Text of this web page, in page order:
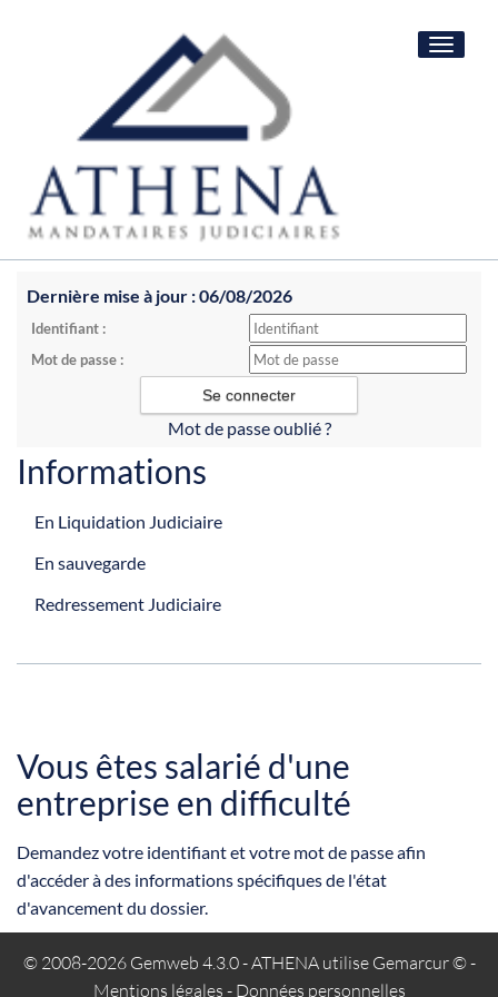
Toggle
Dernière mise à jour : 06/08/2026
Identifiant :
Mot de passe :
Mot de passe oublié ?
Informations
En Liquidation Judiciaire
En sauvegarde
Redressement Judiciaire
Vous êtes salarié d'une
entreprise en difficulté
Demandez votre identifiant et votre mot de passe afin
d'accéder à des informations spécifiques de l'état
d'avancement du dossier.
© 2008-2026 Gemweb 4.3.0- ATHENA utilise Gemarcur ©-
Mentions légales - Données personnelles